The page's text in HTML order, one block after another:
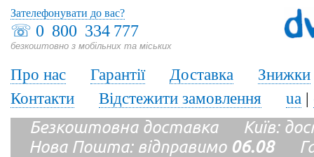
☏ 0 800 334 777
безкоштовно з мобільних та міських
Зателефонувати до вас?
Про нас Гарантії Доставка
Знижки
Контакти
Відстежити замовлення ua |
Безкоштовна доставка Київ:
Нова Пошта: відправимо 06.08